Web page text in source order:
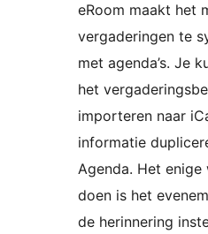
eRoom maakt het
vergaderingen te
met agenda’s. Je
het
importeren naar
informatie
Agenda. Het
doen is het
de herinnering